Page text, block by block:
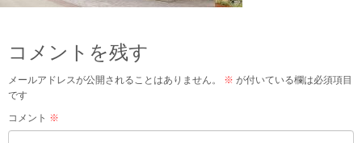
コメントを残す
メールアドレスが公開されることはありません。 ※ が付いている欄は必須項目
です
コメント ※